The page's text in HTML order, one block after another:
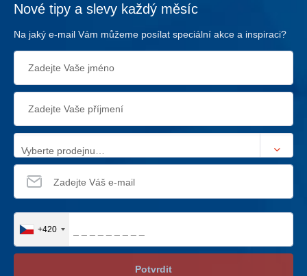
Nové tipy a slevy každý měsíc
Na jaký e-mail Vám můžeme posílat speciální akce a inspiraci?
Vyberte prodejnu…
+420
Potvrdit